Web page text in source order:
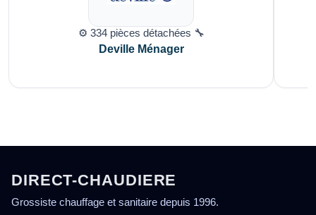
⚙️ 334 pièces détachées 🔧
Deville Ménager
DIRECT-CHAUDIERE
Grossiste chauffage et sanitaire depuis 1996.